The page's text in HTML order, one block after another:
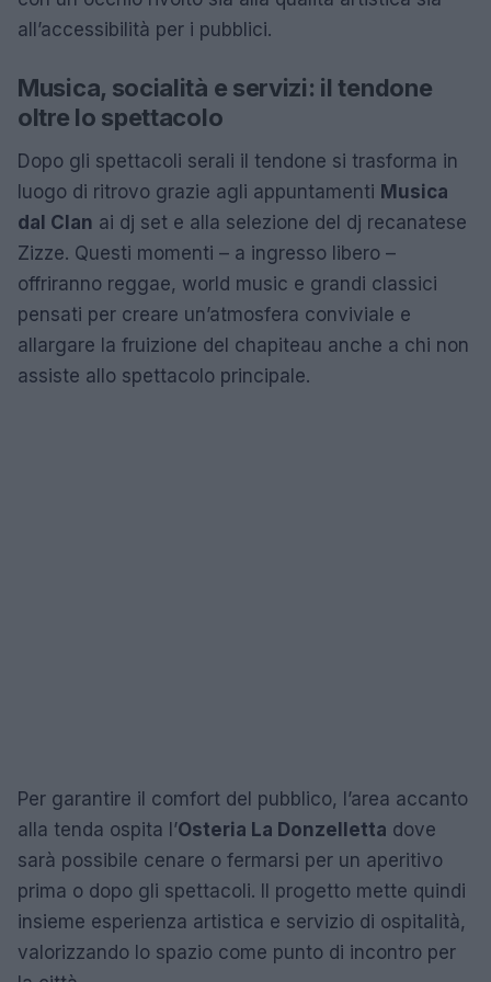
all’accessibilità per i pubblici.
Musica, socialità e servizi: il tendone
oltre lo spettacolo
Dopo gli spettacoli serali il tendone si trasforma in
luogo di ritrovo grazie agli appuntamenti Musica
dal Clan ai dj set e alla selezione del dj recanatese
Zizze. Questi momenti – a ingresso libero –
offriranno reggae, world music e grandi classici
pensati per creare un’atmosfera conviviale e
allargare la fruizione del chapiteau anche a chi non
assiste allo spettacolo principale.
Per garantire il comfort del pubblico, l’area accanto
alla tenda ospita l’Osteria La Donzelletta dove
sarà possibile cenare o fermarsi per un aperitivo
prima o dopo gli spettacoli. Il progetto mette quindi
insieme esperienza artistica e servizio di ospitalità,
valorizzando lo spazio come punto di incontro per